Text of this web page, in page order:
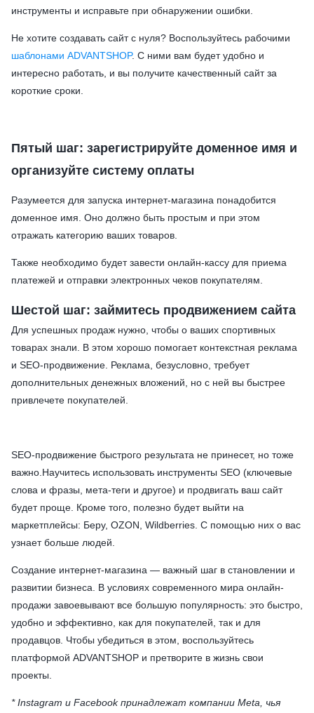
инструменты и исправьте при обнаружении ошибки.
Не хотите создавать сайт с нуля? Воспользуйтесь рабочими
шаблонами ADVANTSHOP. С ними вам будет удобно и
интересно работать, и вы получите качественный сайт за
короткие сроки.
Пятый шаг: зарегистрируйте доменное имя и
организуйте систему оплаты
Разумеется для запуска интернет-магазина понадобится
доменное имя. Оно должно быть простым и при этом
отражать категорию ваших товаров.
Также необходимо будет завести онлайн-кассу для приема
платежей и отправки электронных чеков покупателям.
Шестой шаг: займитесь продвижением сайта
Для успешных продаж нужно, чтобы о ваших спортивных
товарах знали. В этом хорошо помогает контекстная реклама
и SEO-продвижение. Реклама, безусловно, требует
дополнительных денежных вложений, но с ней вы быстрее
привлечете покупателей.
SEO-продвижение быстрого результата не принесет, но тоже
важно.Научитесь использовать инструменты SEO (ключевые
слова и фразы, мета-теги и другое) и продвигать ваш сайт
будет проще. Кроме того, полезно будет выйти на
маркетплейсы: Беру, OZON, Wildberries. С помощью них о вас
узнает больше людей.
Создание интернет-магазина — важный шаг в становлении и
развитии бизнеса. В условиях современного мира онлайн-
продажи завоевывают все большую популярность: это быстро,
удобно и эффективно, как для покупателей, так и для
продавцов. Чтобы убедиться в этом, воспользуйтесь
платформой ADVANTSHOP и претворите в жизнь свои
проекты.
* Instagram и Facebook принадлежат компании Meta, чья